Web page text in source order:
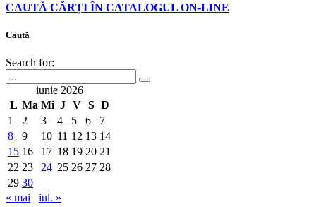
CAUTĂ CĂRȚI ÎN CATALOGUL ON-LINE
Caută
Search for:
iunie 2026
L Ma Mi J V S D
1
2 3 4 5 6
7
8
9 10 11 12 13 14
15 16 17 18 19 20 21
22 23 24 25 26 27 28
29 30
« mai
iul. »